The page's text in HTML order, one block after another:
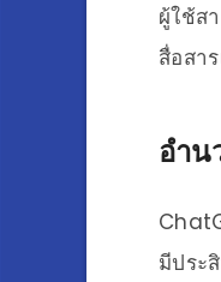
ผู้ใช้ส
สื่อสา
อำน
มีประ